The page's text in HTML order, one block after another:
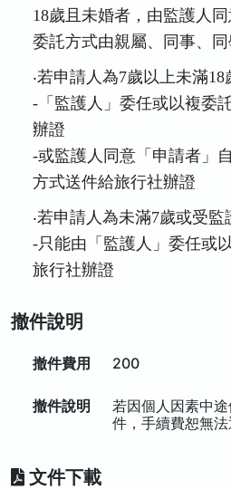
18歲且未婚者，由監護人
委託方式由親屬、同事、
‧若申請人為7歲以上未滿
-「監護人」委任或以複委
辦證
-或監護人同意「申請者」
方式送件給旅行社辦證
‧若申請人為未滿7歲或受監
-只能由「監護人」委任或
旅行社辦證
撤件說明
撤件費用 200
撤件說明
若因個人因素中
件，手續費恕無法
文件下載